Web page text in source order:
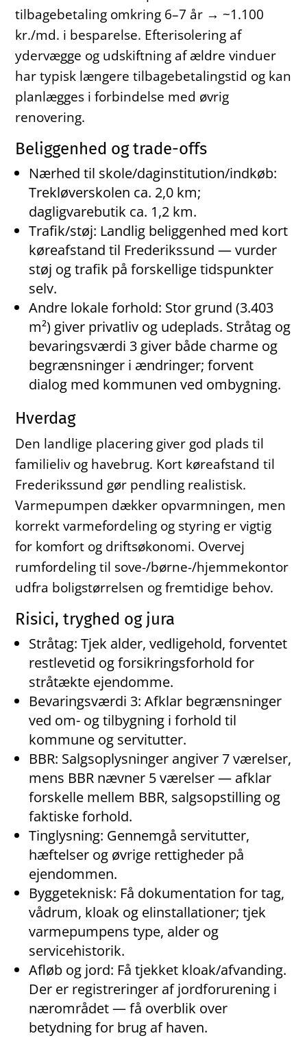
tilbagebetaling omkring 6–7 år → ~1.100
kr./md. i besparelse. Efterisolering af
ydervægge og udskiftning af ældre vinduer
har typisk længere tilbagebetalingstid og kan
planlægges i forbindelse med øvrig
renovering.
Beliggenhed og trade-offs
Nærhed til skole/daginstitution/indkøb:
Trekløverskolen ca. 2,0 km;
dagligvarebutik ca. 1,2 km.
Trafik/støj: Landlig beliggenhed med kort
køreafstand til Frederikssund — vurder
støj og trafik på forskellige tidspunkter
selv.
Andre lokale forhold: Stor grund (3.403
m²) giver privatliv og udeplads. Stråtag og
bevaringsværdi 3 giver både charme og
begrænsninger i ændringer; forvent
dialog med kommunen ved ombygning.
Hverdag
Den landlige placering giver god plads til
familieliv og havebrug. Kort køreafstand til
Frederikssund gør pendling realistisk.
Varmepumpen dækker opvarmningen, men
korrekt varmefordeling og styring er vigtig
for komfort og driftsøkonomi. Overvej
rumfordeling til sove-/børne-/hjemmekontor
udfra boligstørrelsen og fremtidige behov.
Risici, tryghed og jura
Stråtag: Tjek alder, vedligehold, forventet
restlevetid og forsikringsforhold for
stråtækte ejendomme.
Bevaringsværdi 3: Afklar begrænsninger
ved om- og tilbygning i forhold til
kommune og servitutter.
BBR: Salgsoplysninger angiver 7 værelser,
mens BBR nævner 5 værelser — afklar
forskelle mellem BBR, salgsopstilling og
faktiske forhold.
Tinglysning: Gennemgå servitutter,
hæftelser og øvrige rettigheder på
ejendommen.
Byggeteknisk: Få dokumentation for tag,
vådrum, kloak og elinstallationer; tjek
varmepumpens type, alder og
servicehistorik.
Afløb og jord: Få tjekket kloak/afvanding.
Der er registreringer af jordforurening i
nærområdet — få overblik over
betydning for brug af haven.